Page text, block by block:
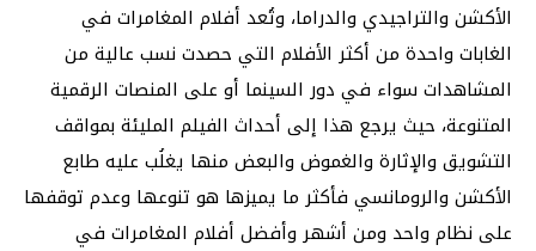
الأكشن والتراجيدي والدراما، وتُعد أفلام المغامرات في
الغابات واحدة من أكثر الأفلام التي حصدت نسب عالية من
المشاهدات سواء في دور السينما أو على المنصات الرقمية
المتنوعة، حيث يرجع هذا إلى أحداث الفيلم المليئة بمواقف
التشويق والإثارة والغموض والبعض منها يغلُب عليه طابع
الأكشن والرومانسي فأكثر ما يميزها هو تنوعها وعدم توقفها
على نظام واحد ومن أشهر وأفضل أفلام المغامرات في